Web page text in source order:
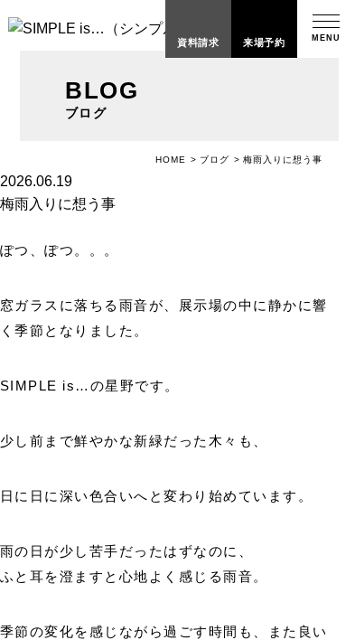
MENU
資料請求 来場予約
BLOG
ブログ
HOME ブログ 梅雨入りに想う事
2026.06.19
梅雨入りに想う事
ぽつ、ぽつ。。。
窓ガラスに落ちる雨音が、展示場の中に静かに響
く季節となりました。
SIMPLE is…の星野です。
少し前まで鮮やかな新緑だった木々も、
日に日に深い色合いへと変わり始めています。
雨の日が少し苦手だったはずなのに、
ふと耳を澄ますと心地よく感じる雨音。
季節の変化を感じながら過ごす時間も、また良い